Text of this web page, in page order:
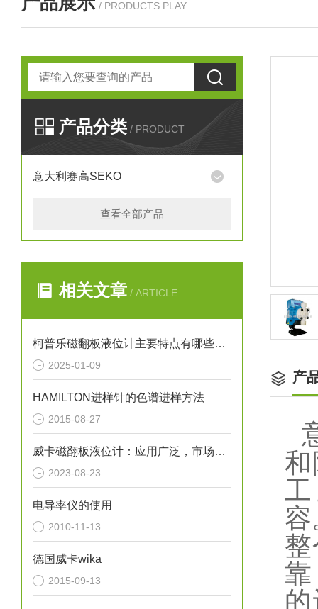
/ PRODUCTS PLAY
产品分类 / PRODUCT
意大利赛高SEKO
查看全部产品
相关文章 / ARTICLE
柯普乐磁翻板液位计主要特点有哪些呢？
2025-01-09
HAMILTON进样针的色谱进样方法
2015-08-27
威卡磁翻板液位计：应用广泛，市场前景广阔
2023-08-23
电导率仪的使用
2010-11-13
德国威卡wika
2015-09-13
产